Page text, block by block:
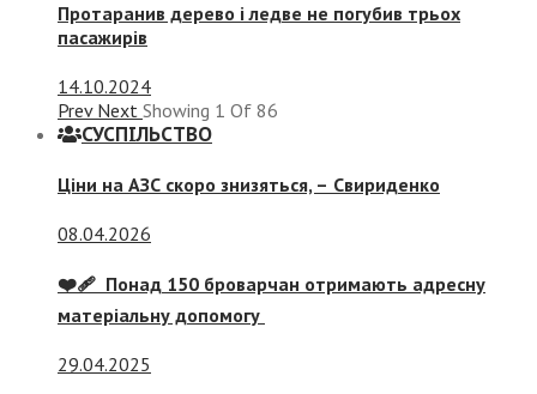
Протаранив дерево і ледве не погубив трьох
пасажирів
14.10.2024
Prev Next Showing 1 Of 86
СУСПIЛЬСТВО
Ціни на АЗС скоро знизяться, – Свириденко
08.04.2026
❤️‍🩹 Понад 150 броварчан отримають адресну
матеріальну допомогу
29.04.2025